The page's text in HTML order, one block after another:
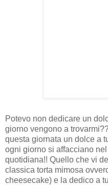
Potevo non dedicare un
giorno vengono a
questa giornata un dolce a
ogni giorno si affacciano
quotidiana!! Quello che vi
classica torta mimosa
cheesecake) e la dedico a